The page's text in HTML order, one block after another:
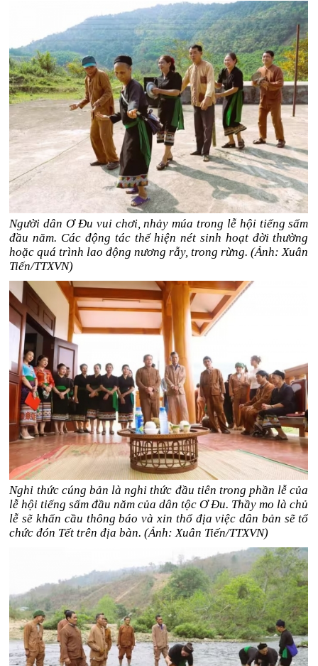
Người dân Ơ Đu vui chơi, nhảy múa trong lễ hội tiếng sấm
đầu năm. Các động tác thể hiện nét sinh hoạt đời thường
hoặc quá trình lao động nương rẫy, trong rừng. (Ảnh: Xuân
Tiến/TTXVN)
Nghi thức cúng bản là nghi thức đầu tiên trong phần lễ của
lễ hội tiếng sấm đầu năm của dân tộc Ơ Đu. Thầy mo là chủ
lễ sẽ khấn cầu thông báo và xin thổ địa việc dân bản sẽ tổ
chức đón Tết trên địa bàn. (Ảnh: Xuân Tiến/TTXVN)